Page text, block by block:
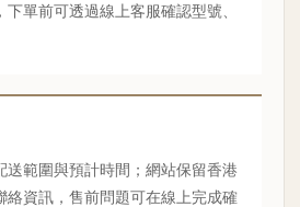
單前可透過線上客服確認型號、
送範圍與預計時間；網站保留香港
絡資訊，售前問題可在線上完成確